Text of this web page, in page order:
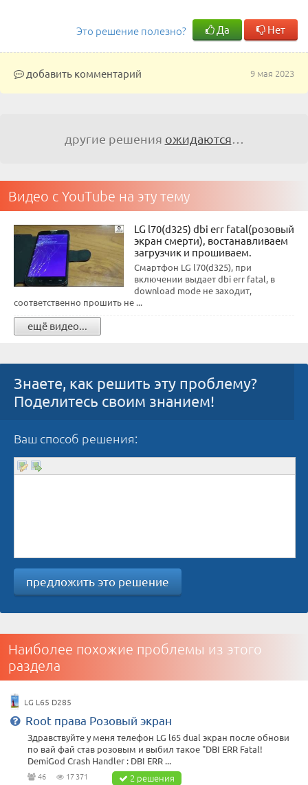
Это решение полезно? Да Нет
9 мая 2023
добавить комментарий
другие решения ожидаются
Видео с YouTube на эту тему
LG l70(d325) dbi err fatal(розовый
экран смерти), востанавливаем
загрузчик и прошиваем.
Смартфон LG l70(d325), при
включении выдает dbi err fatal, в
download mode не заходит,
соответственно прошить не ...
ещё видео...
Знаете, как решить эту проблему?
Поделитесь своим знанием!
Ваш способ решения:
предложить это решение
Наиболее похожие проблемы из этого
раздела
LG L65 D285
Root права Розовый экран
Здравствуйте у меня телефон LG l65 dual экран после обнови
по вай фай став розовым и выбил такое "DBI ERR Fatal!
DemiGod Crash Handler : DBI ERR ...
46 17 371 2 решения